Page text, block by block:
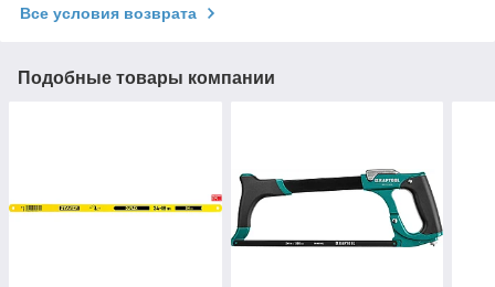
Все условия возврата
Подобные товары компании